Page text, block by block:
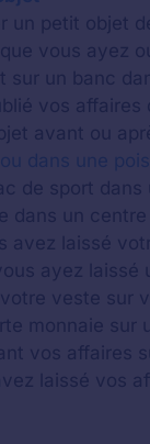
un petit objet
vous ayez
sur un banc
vos
avant ou
dans une
de sport
dans un
avez laissé
ayez laissé
veste sur
monnaie sur
vos affaires
laissé vos